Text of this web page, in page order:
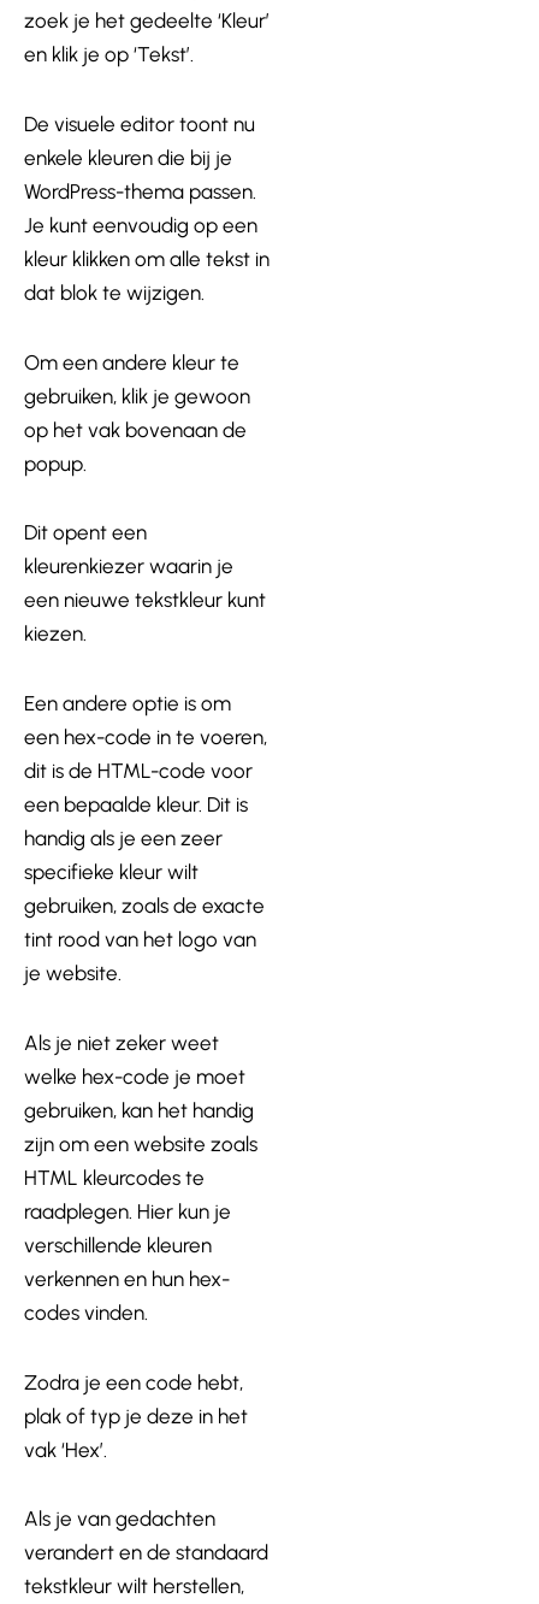
zoek je het gedeelte ‘Kleur’
en klik je op ‘Tekst’.
De visuele editor toont nu
enkele kleuren die bij je
WordPress-thema passen.
Je kunt eenvoudig op een
kleur klikken om alle tekst in
dat blok te wijzigen.
Om een andere kleur te
gebruiken, klik je gewoon
op het vak bovenaan de
popup.
Dit opent een
kleurenkiezer waarin je
een nieuwe tekstkleur kunt
kiezen.
Een andere optie is om
een hex-code in te voeren,
dit is de HTML-code voor
een bepaalde kleur. Dit is
handig als je een zeer
specifieke kleur wilt
gebruiken, zoals de exacte
tint rood van het logo van
je website.
Als je niet zeker weet
welke hex-code je moet
gebruiken, kan het handig
zijn om een website zoals
HTML kleurcodes te
raadplegen. Hier kun je
verschillende kleuren
verkennen en hun hex-
codes vinden.
Zodra je een code hebt,
plak of typ je deze in het
vak ‘Hex’.
Als je van gedachten
verandert en de standaard
tekstkleur wilt herstellen,